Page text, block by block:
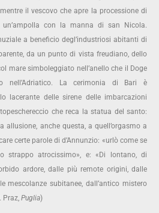
il vescovo che apre la processione di
con la manna di san Nicola.
a beneficio degl’industriosi abitanti di
da un punto di vista freudiano, dello
mare simboleggiato nell’anello che il Doge
nell’Adriatico. La cerimonia di Bari è
lacerante delle sirene delle imbarcazioni
che reca la statua del santo:
allusione, anche questa, a quell’orgasmo a
certe parole di d’Annunzio: «urlò come se
strappo atrocissimo», e: «Di lontano, di
ardore, dalle più remote origini, dalle
mescolanze subitanee, dall’antico mistero
Praz, Puglia)